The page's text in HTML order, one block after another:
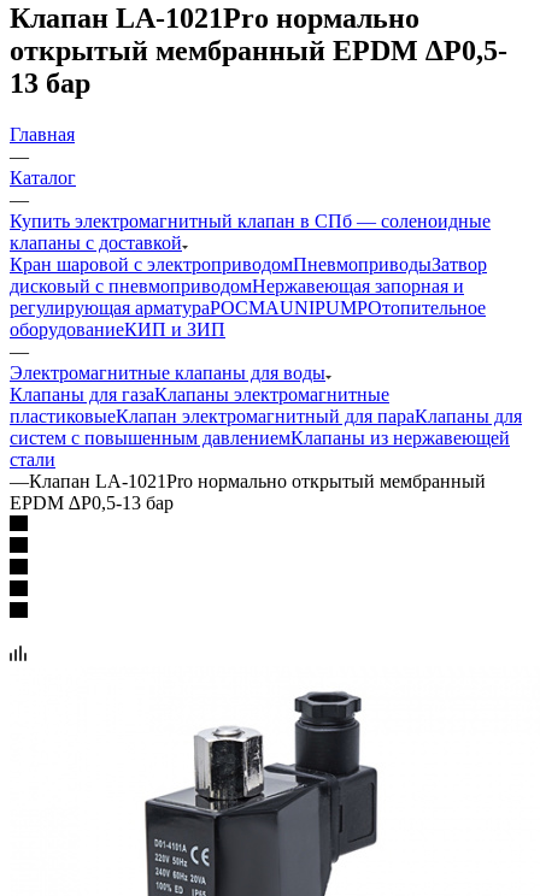
Клапан LA-1021Pro нормально
открытый мембранный EPDM ∆P0,5-
13 бар
Главная
—
Каталог
—
Купить электромагнитный клапан в СПб — соленоидные
клапаны с доставкой
Кран шаровой с электроприводомПневмоприводыЗатвор
дисковый с пневмоприводомНержавеющая запорная и
регулирующая арматураРОСМАUNIPUMPОтопительное
оборудованиеКИП и ЗИП
—
Электромагнитные клапаны для воды
Клапаны для газаКлапаны электромагнитные
пластиковыеКлапан электромагнитный для параКлапаны для
систем с повышенным давлениемКлапаны из нержавеющей
стали
—Клапан LA-1021Pro нормально открытый мембранный
EPDM ∆P0,5-13 бар